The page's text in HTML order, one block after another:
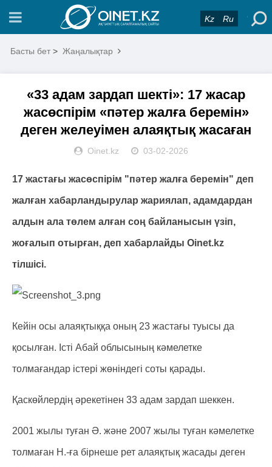
Kz Ru
Басты бет > Жаңалықтар
«33 адам зардап шекті»: 17 жасар
жасөспірім «пәтер жалға беремін»
деген желеуімен алаяқтық жасаған
Oinet.kz 03-02-2026
17 жастағы жасөспірім "пәтер жалға беремін" деп
жалған хабарландырулар жариялап, адамдардан
алдын ала төлем алған соң байланысын үзіп,
жоғалып отырған, деп хабарлайды Oinet.kz
тілшісі.
Кейін осы алаяқтыққа оның 23 жастағы туысы да
қосылған. Істі Абай облысының кәмелетке
толмағандар істері жөніндегі соты қарады.
Қаскөйлердің әрекетінен 33 адам зардап шеккен.
2001 жылы туған Ә. және 2007 жылы туған кәмелетке
толмаған Н.-ға бірнеше рет алаяқтық жасады деген